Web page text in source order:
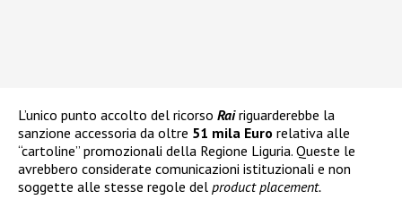
L’unico punto accolto del ricorso Rairiguarderebbe la
sanzione accessoria da oltre 51 mila Euro relativa alle
“cartoline” promozionali della Regione Liguria. Queste le
avrebbero considerate comunicazioni istituzionali e non
soggette alle stesse regole del product placement.